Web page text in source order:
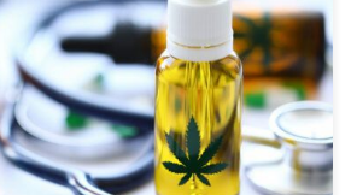
że zażywanie konopi indyjskich
możliwości zapobiegania raka
którzy preferują produkty z konopi,
znacznie rzadziej chorują na
brzusznej, których leczenie za pomocą
i niezwykle uciążliwe. Chociaż
THC i CBD, nie są […]